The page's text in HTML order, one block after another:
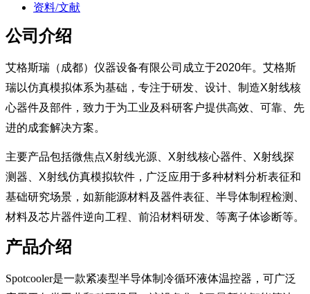
资料/文献
公司介绍
艾格斯瑞（成都）仪器设备有限公司成立于2020年。艾格斯
瑞以仿真模拟体系为基础，专注于研发、设计、制造X射线核
心器件及部件，致力于为工业及科研客户提供高效、可靠、先
进的成套解决方案。
主要产品包括微焦点X射线光源、X射线核心器件、X射线探
测器、X射线仿真模拟软件，广泛应用于多种材料分析表征和
基础研究场景，如新能源材料及器件表征、半导体制程检测、
材料及芯片器件逆向工程、前沿材料研发、等离子体诊断等。
产品介绍
Spotcooler是一款紧凑型半导体制冷循环液体温控器，可广泛